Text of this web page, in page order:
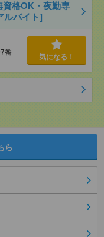
資格OK・夜勤専
ルバイト]
番
気になる！
ら